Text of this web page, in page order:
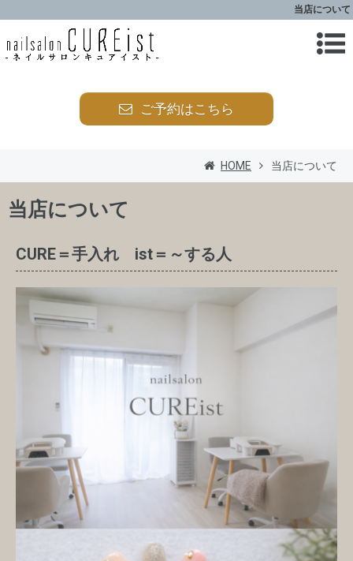
当店について
ご予約はこちら
HOME 当店について
当店について
CURE＝手入れ ist＝～する人